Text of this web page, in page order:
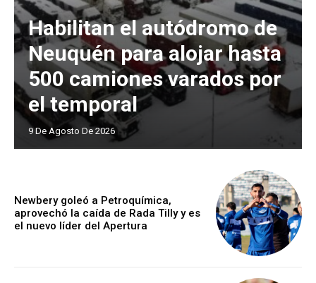
Habilitan el autódromo de
Neuquén para alojar hasta
500 camiones varados por
el temporal
9 De Agosto De 2026
Newbery goleó a Petroquímica,
aprovechó la caída de Rada Tilly y es
el nuevo líder del Apertura